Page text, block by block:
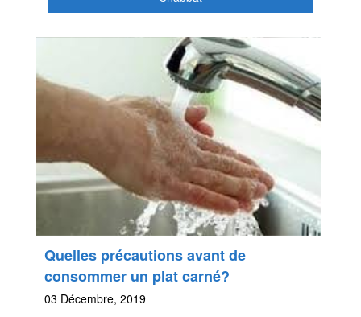
Quelles précautions avant de
consommer un plat carné?
03 Décembre, 2019